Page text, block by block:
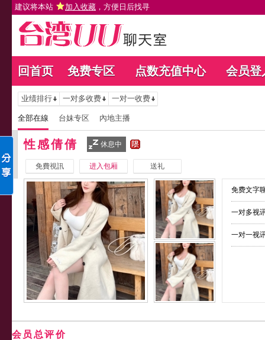
建议将本站 加入收藏 ，方便日后找寻
回首页 免费专区 点数充值中心 会员登
业绩排行 一对多收费 一对一收费
全部在線 台妹专区 內地主播
性感倩倩 休息中
免費視訊 进入包厢 送礼
免费文字
一对多视
一对一视
会员总评价